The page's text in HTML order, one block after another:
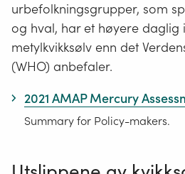
urbefolkningsgrupper, som
og hval, har et høyere daglig
metylkvikksølv enn det
(WHO) anbefaler.
2021 AMAP Mercury
Summary for Policy-makers.